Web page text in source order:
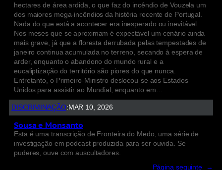
hectares de área ardida, o que faz do incêndio de Vouzela um
dos maiores mega-incêndios da história recente de Portugal.
Nada do que está a acontecer era inesperado ou inevitável.
Nos meses que se aproximam é expectável um cenário ainda
mais grave, já que a floresta derrubada pelas tempestades de
janeiro continua acumulada no terreno, secando à espera de
arder, enquanto o abandono do mundo rural e a
eucaliptização do território são piores do que nunca.
Entretanto, o Primeiro-Ministro deslocou-se aos Estados
Unidos para assistir ao Mundial, enquanto em…
DISCRIMINAÇÃO: MAR 10, 2026
Sousa e Monsanto
Esta é uma transcrição de Fronteira do Medo, uma série de
investigação em podcast produzida para ser ouvida. Se
puderes, ouve com auscultadores.
Página seguinte →